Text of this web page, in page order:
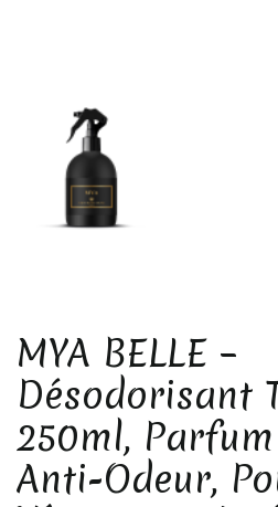
MYA BELLE –
Désodorisant
250ml,
Anti-Odeur,